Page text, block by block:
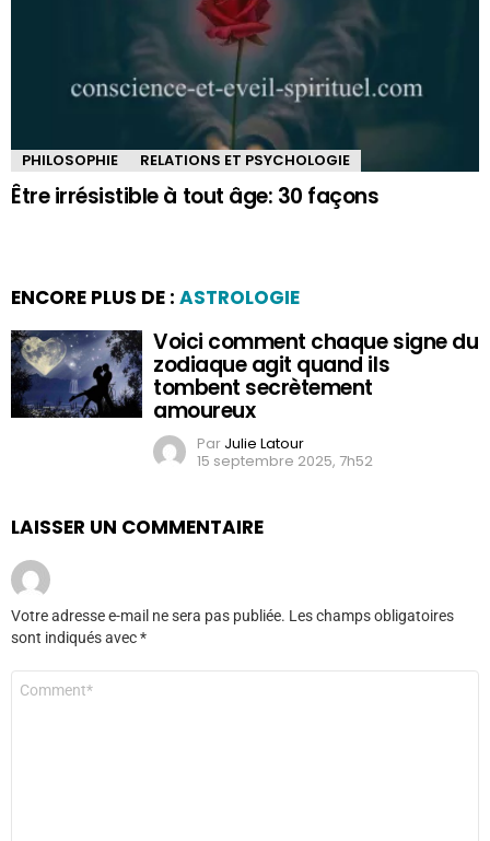
PHILOSOPHIE RELATIONS ET PSYCHOLOGIE
Être irrésistible à tout âge: 30 façons
ENCORE PLUS DE : ASTROLOGIE
Voici comment chaque signe du
zodiaque agit quand ils
tombent secrètement
amoureux
Par Julie Latour
15 septembre 2025, 7h52
LAISSER UN COMMENTAIRE
Votre adresse e-mail ne sera pas publiée. Les champs obligatoires
sont indiqués avec*
Commentaire